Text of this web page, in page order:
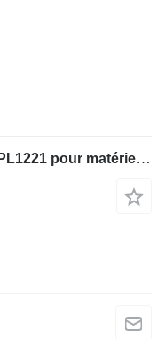
Moteur Cummins USED 6C8.3 CPL1221 pour matériel de TP